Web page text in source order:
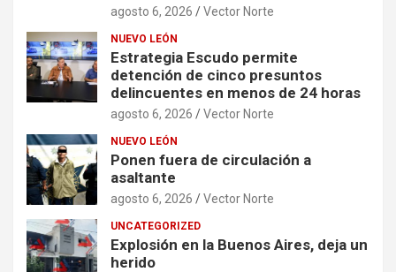
agosto 6, 2026 Vector Norte
NUEVO LEÓN
Estrategia Escudo permite
detención de cinco presuntos
delincuentes en menos de 24 horas
agosto 6, 2026 Vector Norte
NUEVO LEÓN
Ponen fuera de circulación a
asaltante
agosto 6, 2026 Vector Norte
UNCATEGORIZED
Explosión en la Buenos Aires, deja un
herido